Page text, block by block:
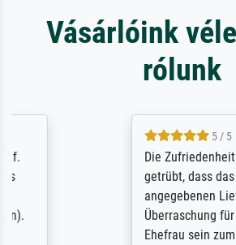
Vásárlóink
rólunk
5 / 5
Die Zufriedenheit ist auch nicht
getrübt, dass das Bild
angegebenen Lieferanschrift
Überraschung für die
Ehefrau sein zum Hochzeits-